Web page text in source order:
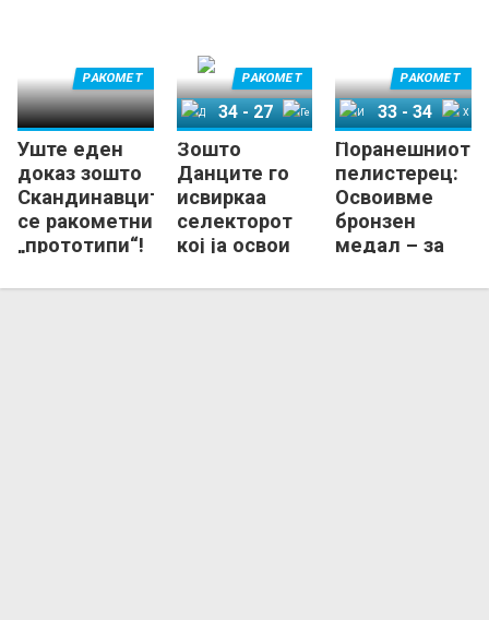
Уште еден
доказ зошто
Скандинавците
се ракометни
„прототипи“!
РАКОМЕТ
Зошто
Данците го
исвиркаа
селекторот
кој ја освои
титула?
РАКОМЕТ
Данска
34- 27
Поранешниот
пелистерец:
Освоивме
бронзен
медал – за
РАКОМЕТ
Исланд
33- 34
Хрватска